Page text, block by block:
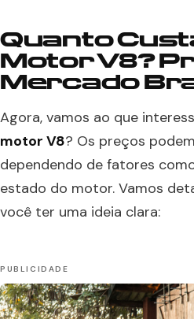
Quanto
Motor V8?
Mercado
Agora, vamos ao que
motor V8? Os preços
dependendo de fatores
estado do motor. Vamos
você ter uma ideia clara: